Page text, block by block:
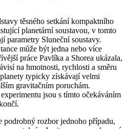
těsného setkání kompaktního
planetární soustavou, v tomto
parametry Sluneční soustavy.
může být jedna nebo více
práce Pavlíka a Shorea ukázala,
na hmotnosti, rychlosti a směru
typicky získávají velmi
gravitačním poruchám.
jsou s tímto očekáváním
rozbor jednoho případu,